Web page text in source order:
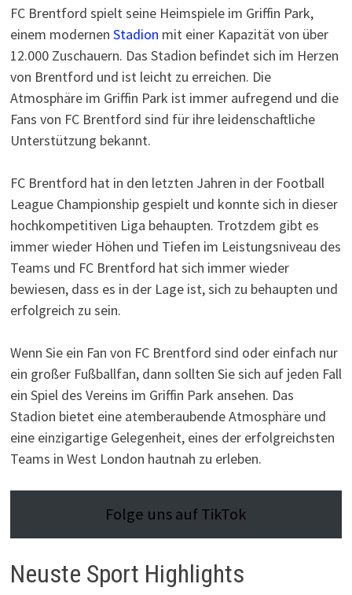
FC Brentford spielt seine Heimspiele im Griffin Park,
einem modernen Stadion mit einer Kapazität von über
12.000 Zuschauern. Das Stadion befindet sich im Herzen
von Brentford und ist leicht zu erreichen. Die
Atmosphäre im Griffin Park ist immer aufregend und die
Fans von FC Brentford sind für ihre leidenschaftliche
Unterstützung bekannt.
FC Brentford hat in den letzten Jahren in der Football
League Championship gespielt und konnte sich in dieser
hochkompetitiven Liga behaupten. Trotzdem gibt es
immer wieder Höhen und Tiefen im Leistungsniveau des
Teams und FC Brentford hat sich immer wieder
bewiesen, dass es in der Lage ist, sich zu behaupten und
erfolgreich zu sein.
Wenn Sie ein Fan von FC Brentford sind oder einfach nur
ein großer Fußballfan, dann sollten Sie sich auf jeden Fall
ein Spiel des Vereins im Griffin Park ansehen. Das
Stadion bietet eine atemberaubende Atmosphäre und
eine einzigartige Gelegenheit, eines der erfolgreichsten
Teams in West London hautnah zu erleben.
Folge uns auf TikTok
Neuste Sport Highlights